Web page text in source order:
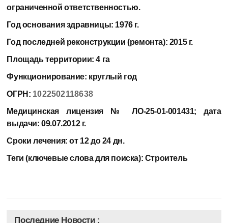
ограниченной ответственностью.
Год основания здравницы: 1976 г.
Год последней реконструкции (ремонта): 2015 г.
Площадь территории:4 га
Функционирование: круглый год
ОГРН: 1022502118638
Медицинская лицензия
№ ЛО-25-01-001431; дата
выдачи: 09.07.2012 г.
Сроки лечения:от 12 до 24 дн.
Теги (ключевые слова для поиска): Строитель
Последние Новости :